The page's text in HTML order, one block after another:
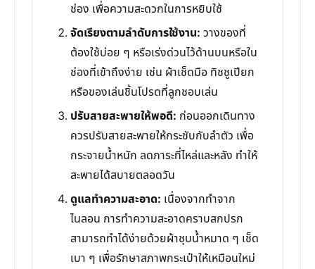
ช่อง เพื่อความสะดวกในการหยิบใช้
จัดเรียงตามลำดับการใช้งาน: วางของที่
ต้องใช้บ่อย ๆ หรือเร่งด่วนไว้ด้านบนหรือใน
ช่องที่เข้าถึงง่าย เช่น ผ้าเช็ดมือ ทิชชูเปียก
หรือของเล่นชิ้นโปรดที่ลูกชอบเล่น
ปรับสายสะพายให้พอดี: ก่อนออกเดินทาง
ควรปรับสายสะพายให้กระชับกับลำตัว เพื่อ
กระจายน้ำหนัก ลดภาระที่ไหล่และหลัง ทำให้
สะพายได้สบายตลอดวัน
ดูแลทำความสะอาด: เนื่องจากทำจาก
ไนลอน การทำความสะอาดคราบสกปรก
สามารถทำได้ง่ายด้วยผ้าชุบน้ำหมาด ๆ เช็ด
เบา ๆ เพื่อรักษาสภาพกระเป๋าให้เหมือนใหม่